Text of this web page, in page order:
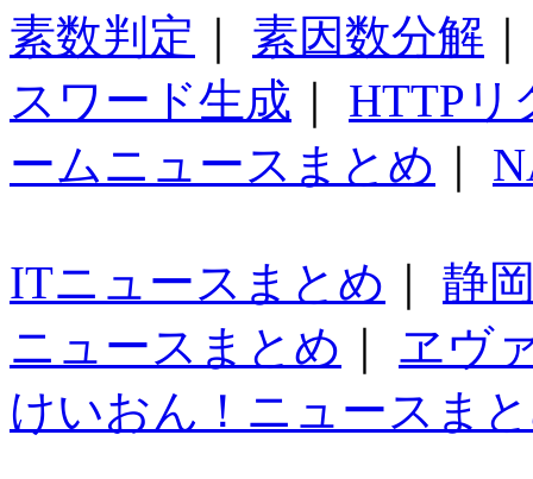
素数判定 素因数分解
スワード生成
HTTPリ
ームニュースまとめ
ITニュースまとめ
静
ニュースまとめ
ヱヴ
けいおん！ニュースま